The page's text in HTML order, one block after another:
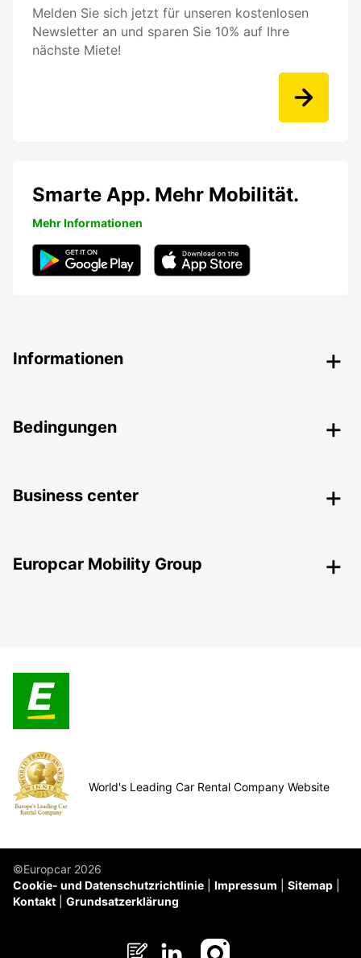
Melden Sie sich jetzt für unseren kostenlosen
Newsletter an und sparen Sie 10% auf Ihre
nächste Miete!
Smarte App. Mehr Mobilität.
Mehr Informationen
Informationen
Bedingungen
Business center
Europcar Mobility Group
World's Leading Car Rental Company Website
©Europcar 2026
Cookie- und Datenschutzrichtlinie
Impressum
Sitemap
Kontakt
Grundsatzerklärung